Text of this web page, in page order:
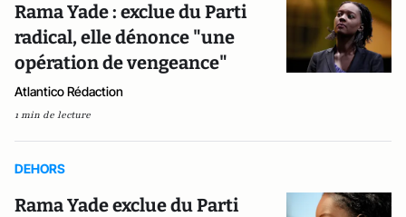
Rama Yade : exclue du Parti
radical, elle dénonce "une
opération de vengeance"
Atlantico Rédaction
1 min de lecture
DEHORS
Rama Yade exclue du Parti